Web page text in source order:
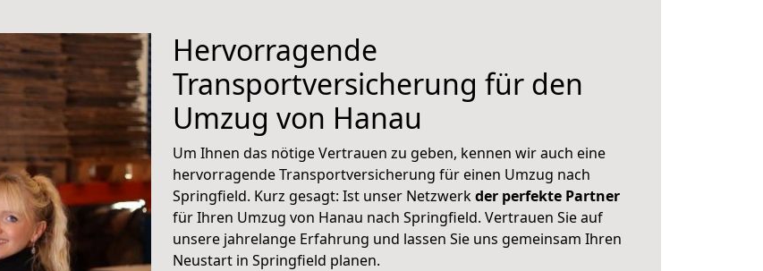
Hervorragende
Transportversicherung für den
Umzug von Hanau
Um Ihnen das nötige Vertrauen zu geben, kennen wir auch eine
hervorragende Transportversicherung für einen Umzug nach
Springfield. Kurz gesagt: Ist unser Netzwerkder perfekte Partner
für Ihren Umzug von Hanau nach Springfield. Vertrauen Sie auf
unsere jahrelange Erfahrung und lassen Sie uns gemeinsam Ihren
Neustart in Springfield planen.